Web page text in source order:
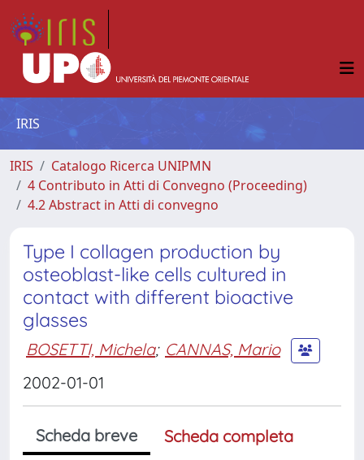
IRIS
IRIS
Catalogo Ricerca UNIPMN
4 Contributo in Atti di Convegno (Proceeding)
4.2 Abstract in Atti di convegno
Type I collagen production by
osteoblast-like cells cultured in
contact with different bioactive
glasses
BOSETTI, Michela; CANNAS, Mario
2002-01-01
Scheda breve
Scheda completa